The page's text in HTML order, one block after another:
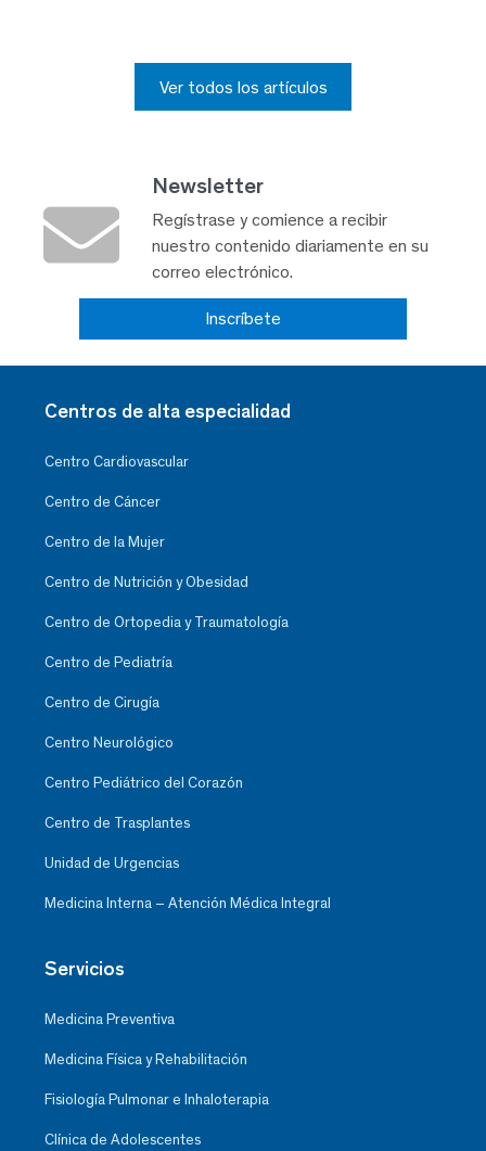
Ver todos los artículos
Newsletter
Regístrase y comience a recibir
nuestro contenido diariamente en su
correo electrónico.
Inscríbete
Centros de alta especialidad
Centro Cardiovascular
Centro de Cáncer
Centro de la Mujer
Centro de Nutrición y Obesidad
Centro de Ortopedia y Traumatología
Centro de Pediatría
Centro de Cirugía
Centro Neurológico
Centro Pediátrico del Corazón
Centro de Trasplantes
Unidad de Urgencias
Medicina Interna – Atención Médica Integral
Servicios
Medicina Preventiva
Medicina Física y Rehabilitación
Fisiología Pulmonar e Inhaloterapia
Clínica de Adolescentes